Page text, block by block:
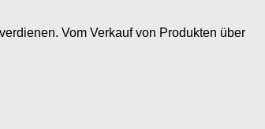
Vom Verkauf von Produkten über